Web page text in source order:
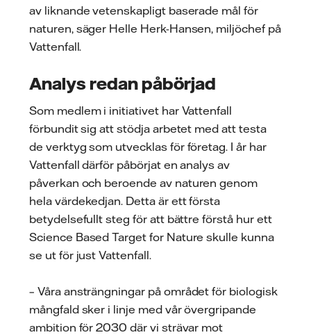
av liknande vetenskapligt baserade mål för
naturen, säger Helle Herk-Hansen, miljöchef på
Vattenfall.
Analys redan påbörjad
Som medlem i initiativet har Vattenfall
förbundit sig att stödja arbetet med att testa
de verktyg som utvecklas för företag. I år har
Vattenfall därför påbörjat en analys av
påverkan och beroende av naturen genom
hela värdekedjan. Detta är ett första
betydelsefullt steg för att bättre förstå hur ett
Science Based Target for Nature skulle kunna
se ut för just Vattenfall.
– Våra ansträngningar på området för biologisk
mångfald sker i linje med vår övergripande
ambition för 2030 där vi strävar mot